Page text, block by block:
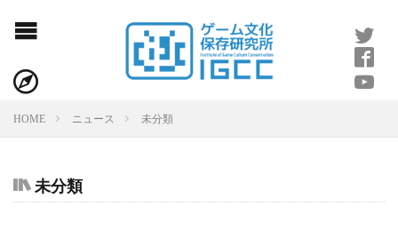
寄稿のお願い
利用規約
HOME ニュース 未分類
未分類